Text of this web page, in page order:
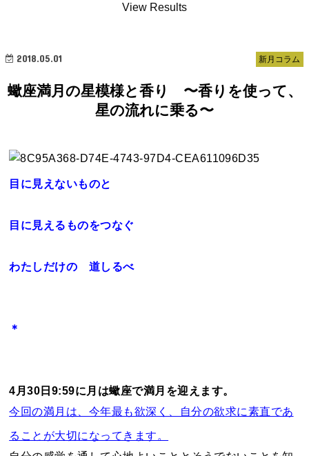
View Results
新月コラム
2018.05.01
蠍座満月の星模様と香り 〜香りを使って、
星の流れに乗る〜
目に見えないものと
目に見えるものをつなぐ
わたしだけの 道しるべ
＊
4月30日9:59に月は蠍座で満月を迎えます。
今回の満月は、今年最も欲深く、自分の欲求に素直であ
ることが大切になってきます。